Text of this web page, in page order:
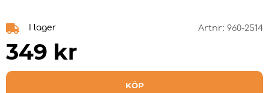
I lager Artnr: 960-2514
349 kr
KÖP